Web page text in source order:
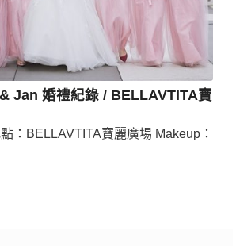
Jan 婚禮紀錄 / BELLAVTITA寶
：BELLAVTITA寶麗廣場 Makeup：